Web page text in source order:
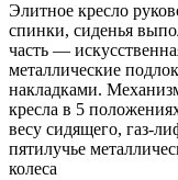
Элитное кресло
спинки, сиденья
часть —
металлические
накладками.
кресла в 5
весу сидящего, газ-
пятилучье
колеса